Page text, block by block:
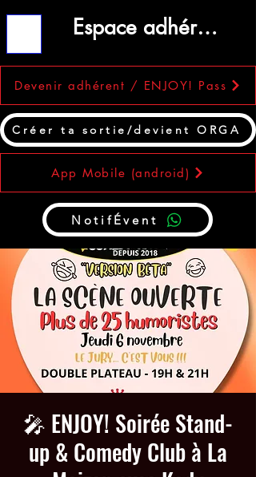
Devenir adhérent / ENJOY! Pass
Créer ta sortie/devient ORGA
Espace adhérent
NotifÉvent
App Mobile (android)
🎤 ENJOY! Soirée Stand-
up & Comedy Club à La